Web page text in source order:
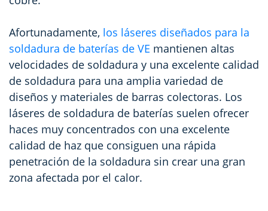
Afortunadamente, los láseres diseñados para la
soldadura de baterías de VE mantienen altas
velocidades de soldadura y una excelente calidad
de soldadura para una amplia variedad de
diseños y materiales de barras colectoras. Los
láseres de soldadura de baterías suelen ofrecer
haces muy concentrados con una excelente
calidad de haz que consiguen una rápida
penetración de la soldadura sin crear una gran
zona afectada por el calor.